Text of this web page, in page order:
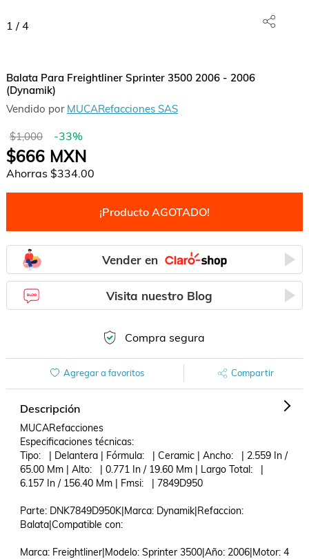
1 / 4
Balata Para Freightliner Sprinter 3500 2006 - 2006
(Dynamik)
Vendido por MUCARefacciones SAS
$1,000 -33%
$666MXN
Ahorras $334.00
¡Producto AGOTADO!
Vender en
Visita nuestro Blog
Compra segura
Agregar a favoritos Compartir
Descripción
MUCARefacciones
Especificaciones técnicas:
Tipo:   | Delantera | Fórmula:   | Ceramic | Ancho:   | 2.559 In /
65.00 Mm | Alto:   | 0.771 In / 19.60 Mm | Largo Total:   |
6.157 In / 156.40 Mm | Fmsi:   | 7849D950
Parte: DNK7849D950K|Marca: Dynamik|Refaccion:
Balata|Compatible con:
Marca: Freightliner|Modelo: Sprinter 3500|Año: 2006|Motor: 4